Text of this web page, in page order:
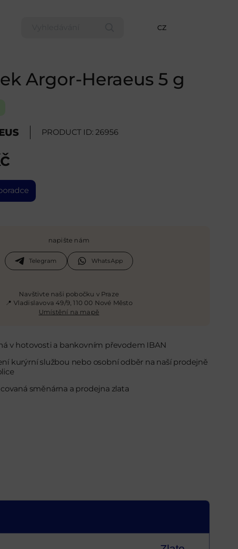
CZ
Argor-Heraeus 5 g
PRODUCT ID: 26956
napište nám
Telegram WhatsApp
Navštivte naši pobočku v Praze
📍 Vladislavova 49/9, 110 00 Nové Město
Umístění na mapě
v hotovosti a bankovním převodem IBAN
kurýrní službou nebo osobní odběr na naší prodejně
směnárna a prodejna zlata